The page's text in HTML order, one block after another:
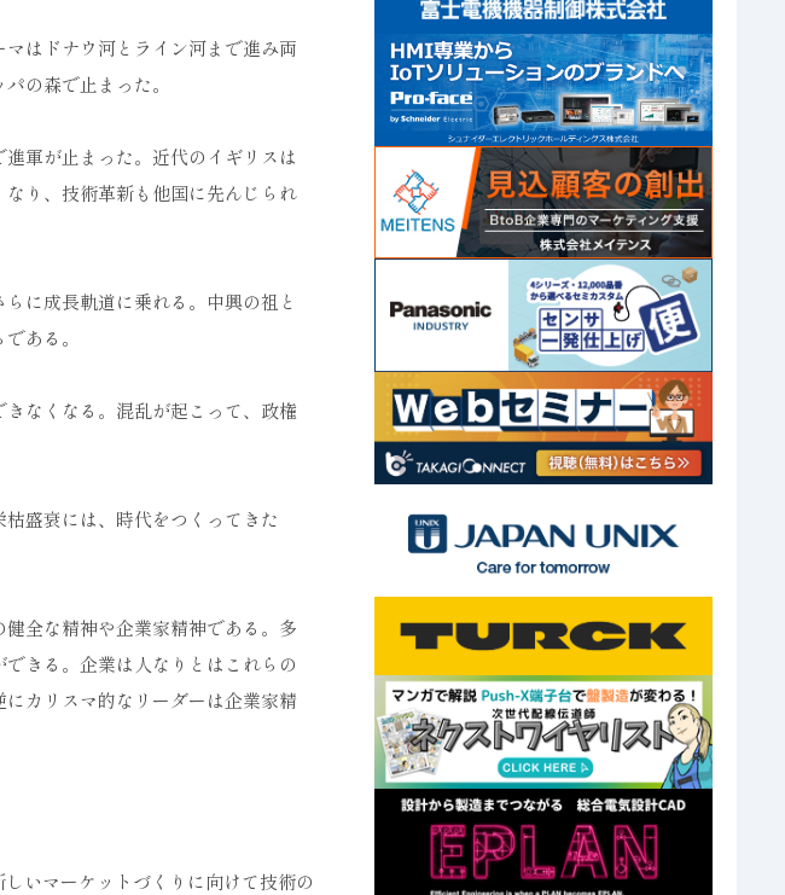
はドナウ河とライン河まで進み両
の森で止まった。
軍が止まった。近代のイギリスは
り、技術革新も他国に先んじられ
に成長軌道に乗れる。中興の祖と
ある。
なくなる。混乱が起こって、政権
盛衰には、時代をつくってきた
全な精神や企業家精神である。多
きる。企業は人なりとはこれらの
カリスマ的なリーダーは企業家精
いマーケットづくりに向けて技術の